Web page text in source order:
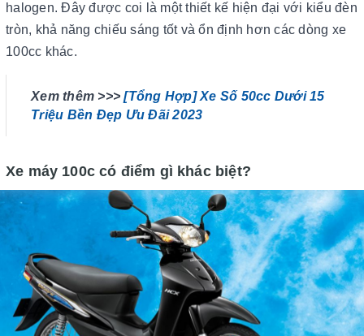
halogen. Đây được coi là một thiết kế hiện đại với kiểu đèn
tròn, khả năng chiếu sáng tốt và ổn định hơn các dòng xe
100cc khác.
Xem thêm >>>[Tổng Hợp] Xe Số 50cc Dưới 15
Triệu Bền Đẹp Ưu Đãi 2023
Xe máy 100c có điểm gì khác biệt?